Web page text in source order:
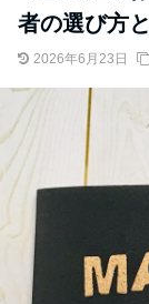
者の選び方
2026年6月23日